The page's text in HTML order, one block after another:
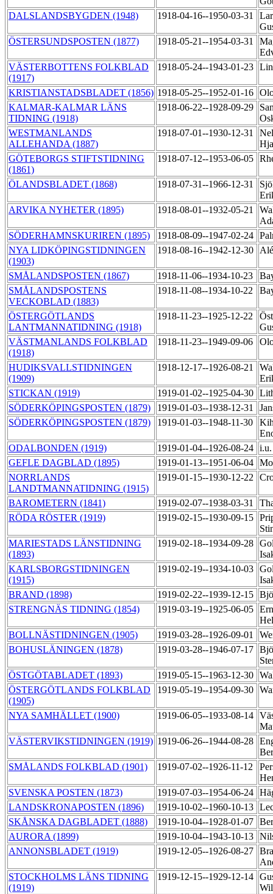
DALSLANDSBYGDEN (1948)
1918-04-16--1950-03-31
ÖSTERSUNDSPOSTEN (1877)
1918-05-21--1954-03-31
VÄSTERBOTTENS FOLKBLAD
(1917)
1918-05-24--1943-01-23
KRISTIANSTADSBLADET (1856) 1918-05-25--1952-01-16
KALMAR-KALMAR LÄNS
TIDNING (1918)
1918-06-22--1928-09-29
WESTMANLANDS
ALLEHANDA (1887)
1918-07-01--1930-12-31
GÖTEBORGS STIFTSTIDNING
(1861)
1918-07-12--1953-06-05
ÖLANDSBLADET (1868) 1918-07-31--1966-12-31
ARVIKA NYHETER (1895)
1918-08-01--1932-05-21
SÖDERHAMNSKURIREN (1895)
1918-08-09--1947-02-24
NYA LIDKÖPINGSTIDNINGEN
(1903)
1918-08-16--1942-12-30
SMÅLANDSPOSTEN (1867) 1918-11-06--1934-10-23
SMÅLANDSPOSTENS
VECKOBLAD (1883)
1918-11-08--1934-10-22
ÖSTERGÖTLANDS
LANTMANNATIDNING (1918)
1918-11-23--1925-12-22
VÄSTMANLANDS FOLKBLAD
(1918)
1918-11-23--1949-09-06
HUDIKSVALLSTIDNINGEN
(1909)
1918-12-17--1926-08-21
STICKAN (1919)
1919-01-02--1925-04-30
SÖDERKÖPINGSPOSTEN (1879)
1919-01-03--1938-12-31
SÖDERKÖPINGSPOSTEN (1879)
1919-01-03--1948-11-30
ODALBONDEN (1919)
1919-01-04--1926-08-24
GEFLE DAGBLAD (1895)
1919-01-13--1951-06-04
NORRLANDS
LANDTMANNATIDNING (1915)
1919-01-15--1930-12-22
BAROMETERN (1841) 1919-02-07--1938-03-31
RÖDA RÖSTER (1919)
1919-02-15--1930-09-15
MARIESTADS LÄNSTIDNING
(1893)
1919-02-18--1934-09-28
KARLSBORGSTIDNINGEN
(1915)
1919-02-19--1934-10-03
BRAND (1898)
1919-02-22--1939-12-15
STRENGNÄS TIDNING (1854)
1919-03-19--1925-06-05
BOLLNÄSTIDNINGEN (1905)
1919-03-28--1926-09-01
BOHUSLÄNINGEN (1878)
1919-03-28--1946-07-17
ÖSTGÖTABLADET (1893)
1919-05-15--1963-12-30
ÖSTERGÖTLANDS FOLKBLAD
(1905)
1919-05-19--1954-09-30
NYA SAMHÄLLET (1900) 1919-06-05--1933-08-14
VÄSTERVIKSTIDNINGEN (1919) 1919-06-26--1944-08-28
SMÅLANDS FOLKBLAD (1901)
1919-07-02--1926-11-12
SVENSKA POSTEN (1873)
1919-07-03--1954-06-24
LANDSKRONAPOSTEN (1896)
1919-10-02--1960-10-13
SKÅNSKA DAGBLADET (1888)
1919-10-04--1928-01-07
AURORA (1899)
1919-10-04--1943-10-13
ANNONSBLADET (1919)
1919-12-05--1926-08-27
STOCKHOLMS LÄNS TIDNING
(1919)
1919-12-15--1929-12-14